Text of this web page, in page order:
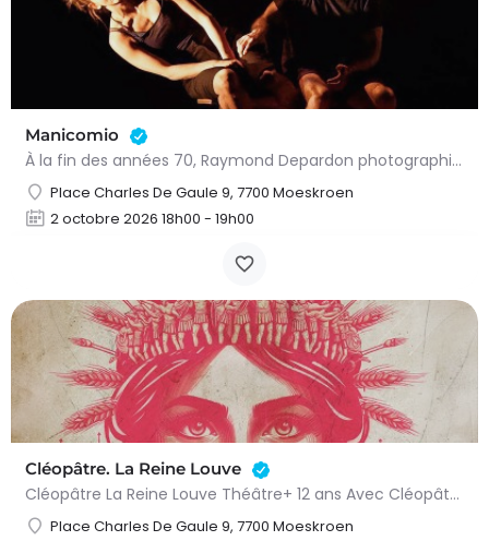
Manicomio
À la fin des années 70, Raymond Depardon photographie l’univers des asiles italiens, révélant leur violence…
Place Charles De Gaule 9, 7700 Moeskroen
2 octobre 2026 18h00 - 19h00
Cléopâtre. La Reine Louve
Cléopâtre La Reine Louve Théâtre+ 12 ans Avec Cléopâtre – La Reine Louve, Éric Bouvron nous invite à plonger…
Place Charles De Gaule 9, 7700 Moeskroen